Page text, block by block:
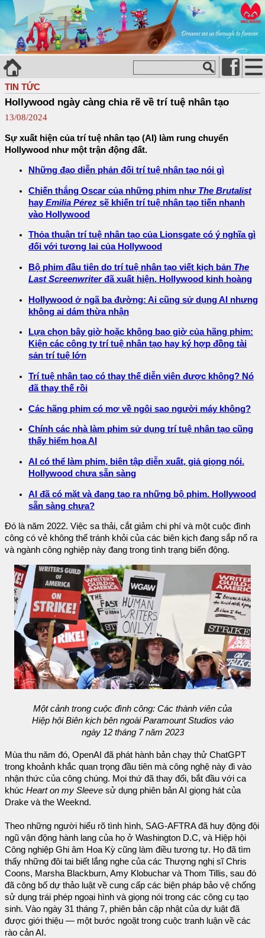
TIN TỨC
Hollywood ngày càng chia rẽ về trí tuệ nhân tạo
13/08/2024
Sự xuất hiện của trí tuệ nhân tạo (AI) làm rung chuyển
Hollywood như một trận động đất.
Những đạo diễn phản đối trí tuệ nhân tạo nói gì
Chiến thắng Oscar của những phim như The Brutalist
hay Emilia Pérez sẽ khiến trí tuệ nhân tạo tiến nhanh
vào Hollywood
Thỏa thuận trí tuệ nhân tạo của Lionsgate có ý nghĩa gì
đối với tương lai của Hollywood
Bộ phim đầu tiên do trí tuệ nhân tạo viết kịch bản The
Last Screenwriterđã xuất hiện. Hollywood kinh hoàng
Hollywood ở ngã ba đường: Ai cũng sử dụng AI nhưng
không ai dám thừa nhận
Lựa chọn bây giờ hoặc không bao giờ của hãng phim:
Kiện các công ty trí tuệ nhân tạo hay ký hợp đồng tài
sản trí tuệ lớn
Trí tuệ nhân tạo có thay thế diễn viên được không? Nó
đã thay thế rồi
Các hãng phim có mơ về ngôi sao người máy không?
Chính các nhà làm phim sử dụng trí tuệ nhân tạo cũng
thấy hiểm họa AI
AI có thể làm phim, biên tập diễn xuất, giả giọng nói.
Hollywood chưa sẵn sàng
AI đã có mặt và đang tạo ra những bộ phim. Hollywood
sẵn sàng chưa?
Đó là năm 2022. Việc sa thải, cắt giảm chi phí và một cuộc đình
công có vẻ không thể tránh khỏi của các biên kịch đang sắp nổ ra
và ngành công nghiệp này đang trong tình trạng biến động.
Một cảnh trong cuộc đình công: Các thành viên của
Hiệp hội Biên kịch bên ngoài Paramount Studios vào
ngày 12 tháng 7 năm 2023
Mùa thu năm đó, OpenAI đã phát hành bản chạy thử ChatGPT
trong khoảnh khắc quan trọng đầu tiên mà công nghệ này đi vào
nhận thức của công chúng. Mọi thứ đã thay đổi, bắt đầu với ca
khúc Heart on my Sleeve sử dụng phiên bản AI giọng hát của
Drake và the Weeknd.
Theo những người hiểu rõ tình hình, SAG-AFTRA đã huy động đội
ngũ vận động hành lang của họ ở Washington D.C, và Hiệp hội
Công nghiệp Ghi âm Hoa Kỳ cũng làm điều tương tự. Họ đã tìm
thấy những đôi tai biết lắng nghe của các Thượng nghị sĩ Chris
Coons, Marsha Blackburn, Amy Klobuchar và Thom Tillis, sau đó
đã công bố dự thảo luật về cung cấp các biện pháp bảo vệ chống
sử dụng trái phép ngoại hình và giọng nói trong các công cụ tạo
sinh. Vào ngày 31 tháng 7, phiên bản cập nhật của dự luật đã
được giới thiệu — một bước ngoặt trong cuộc tranh luận về các
rào cản AI.